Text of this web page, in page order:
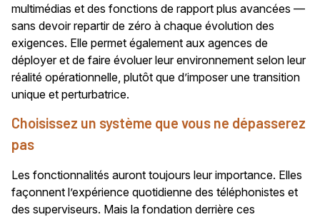
multimédias et des fonctions de rapport plus avancées —
sans devoir repartir de zéro à chaque évolution des
exigences. Elle permet également aux agences de
déployer et de faire évoluer leur environnement selon leur
réalité opérationnelle, plutôt que d’imposer une transition
unique et perturbatrice.
Choisissez un système que vous ne dépasserez
pas
Les fonctionnalités auront toujours leur importance. Elles
façonnent l’expérience quotidienne des téléphonistes et
des superviseurs. Mais la fondation derrière ces